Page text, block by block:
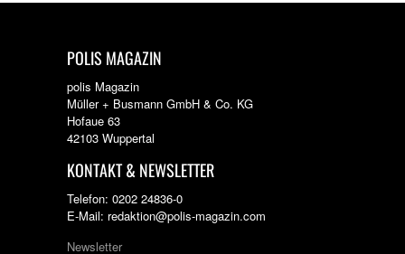
POLIS MAGAZIN
polis Magazin
Müller + Busmann GmbH & Co. KG
Hofaue 63
42103 Wuppertal
KONTAKT & NEWSLETTER
Telefon: 0202 24836-0
E-Mail: redaktion@polis-magazin.com
Newsletter